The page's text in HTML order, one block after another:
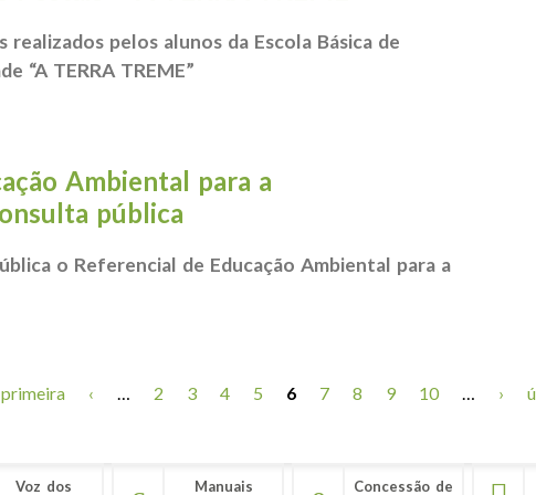
pelos alunos da Escola Básica de
“A TERRA TREME”
Ambiental para a
pública
o Referencial de Educação Ambiental para a
‹ … 2 3 4 5 6 7 8 9 10 … ›
Voz dos
Manuais
Concessão de